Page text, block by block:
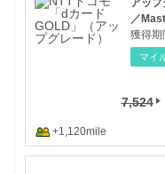
／
獲得期
マイ
7,524
+1,120mile